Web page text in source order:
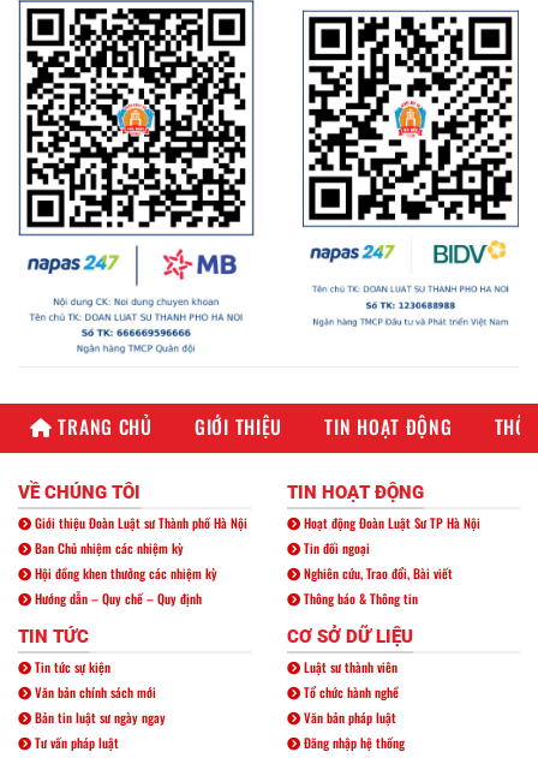
TRANG CHỦ GIỚI THIỆU TIN HOẠT ĐỘNG
VỀ CHÚNG TÔI
Giới thiệu Đoàn Luật sư Thành phố Hà Nội
Ban Chủ nhiệm các nhiệm kỳ
Hội đồng khen thưởng các nhiệm kỳ
Hướng dẫn – Quy chế – Quy định
TIN HOẠT ĐỘNG
Hoạt động Đoàn Luật Sư TP Hà Nội
Tin đối ngoại
Nghiên cứu, Trao đổi, Bài viết
Thông báo & Thông tin
TIN TỨC
Tin tức sự kiện
Văn bản chính sách mới
Bản tin luật sư ngày ngay
Tư vấn pháp luật
CƠ SỞ DỮ LIỆU
Luật sư thành viên
Tổ chức hành nghề
Văn bản pháp luật
Đăng nhập hệ thống